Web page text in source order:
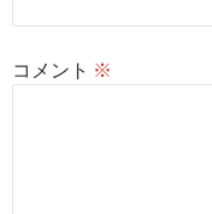
コメント ※